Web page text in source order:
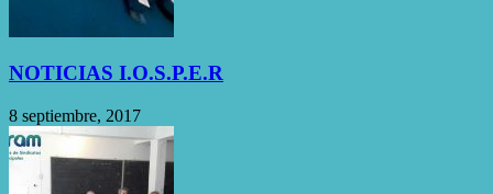
NOTICIAS I.O.S.P.E.R
8 septiembre, 2017